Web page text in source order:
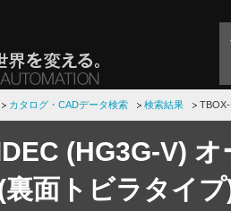
カタログ・CADデータ検索 検索結果
(HG3G-V)
面トビラタイ